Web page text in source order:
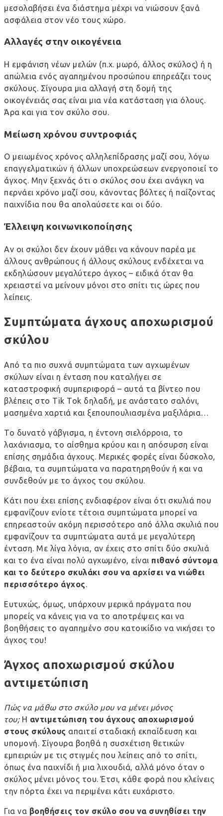
μεσολαβήσει ένα διάστημα μέχρι να νιώσουν ξανά
ασφάλεια στον νέο τους χώρο.
Αλλαγές στην οικογένεια
Η εμφάνιση νέων μελών (π.χ. μωρό, άλλος σκύλος) ή η
απώλεια ενός αγαπημένου προσώπου επηρεάζει τους
σκύλους. Σίγουρα μια αλλαγή στη δομή της
οικογένειάς σας είναι μια νέα κατάσταση για όλους.
Άρα και για τον σκύλο σου.
Μείωση χρόνου συντροφιάς
Ο μειωμένος χρόνος αλληλεπίδρασης μαζί σου, λόγω
επαγγελματικών ή άλλων υποχρεώσεων ενεργοποιεί το
άγχος. Μην ξεχνάς ότι ο σκύλος σου έχει ανάγκη να
περνάει χρόνο μαζί σου, κάνοντας βόλτες ή παίζοντας
παιχνίδια που θα απολαύσετε και οι δύο.
Έλλειψη κοινωνικοποίησης
Αν οι σκύλοι δεν έχουν μάθει να κάνουν παρέα με
άλλους ανθρώπους ή άλλους σκύλους ενδέχεται να
εκδηλώσουν μεγαλύτερο άγχος – ειδικά όταν θα
χρειαστεί να μείνουν μόνοι στο σπίτι τις ώρες που
λείπεις.
Συμπτώματα άγχους αποχωρισμού
σκύλου
Από τα πιο συχνά συμπτώματα των αγχωμένων
σκύλων είναι η ένταση που καταλήγει σε
καταστροφική συμπεριφορά – αυτά τα βίντεο που
βλέπεις στο Tik Tok δηλαδή, με ανάστατο σαλόνι,
μασημένα χαρτιά και ξεπουπουλιασμένα μαξιλάρια…
Το δυνατό γάβγισμα, η έντονη σιελόρροια, το
λαχάνιασμα, το αίσθημα κρύου και η απόσυρση είναι
επίσης σημάδια άγχους. Μερικές φορές είναι δύσκολο,
βέβαια, τα συμπτώματα να παρατηρηθούν ή και να
συνδεθούν με το άγχος του σκύλου.
Κάτι που έχει επίσης ενδιαφέρον είναι ότι σκυλιά που
εμφανίζουν ενίοτε τέτοια συμπτώματα μπορεί να
επηρεαστούν ακόμη περισσότερο από άλλα σκυλιά που
εμφανίζουν τα συμπτώματα αυτά με μεγαλύτερη
ένταση. Με λίγα λόγια, αν έχεις στο σπίτι δύο σκυλιά
και το ένα είναι πολύ αγχωμένο, είναι πιθανό σύντομα
και το δεύτερο σκυλάκι σου να αρχίσει να νιώθει
περισσότερο άγχος.
Ευτυχώς, όμως, υπάρχουν μερικά πράγματα που
μπορείς να κάνεις για να το αποτρέψεις και να
βοηθήσεις το αγαπημένο σου κατοικίδιο να νικήσει το
άγχος του!
Άγχος αποχωρισμού σκύλου
αντιμετώπιση
Πώς να μάθω στο σκύλο μου να μένει μόνος
του;Η αντιμετώπιση του άγχους αποχωρισμού
στους σκύλους απαιτεί σταδιακή εκπαίδευση και
υπομονή. Σίγουρα βοηθά η συσχέτιση θετικών
εμπειριών με τις στιγμές που λείπεις από το σπίτι,
όπως ένα παιχνίδι ή μια λιχουδιά, αλλά μόνο όταν ο
σκύλος μένει μόνος του. Έτσι, κάθε φορά που κλείνεις
την πόρτα έχει να περιμένει κάτι ευχάριστο.
Για να βοηθήσεις τον σκύλο σου να συνηθίσει την